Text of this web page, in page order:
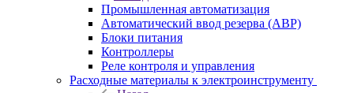
Промышленная автоматизация
Автоматический ввод резерва (АВР)
Блоки питания
Контроллеры
Реле контроля и управления
Расходные материалы к электроинструменту